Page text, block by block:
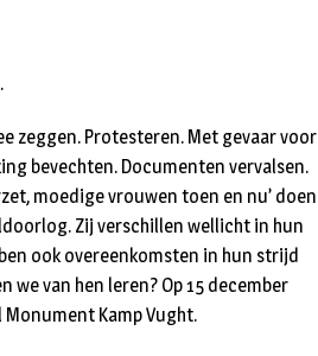
zeggen. Protesteren. Met gevaar voor
bevechten. Documenten vervalsen.
moedige vrouwen toen en nu’ doen
Zij verschillen wellicht in hun
ook overeenkomsten in hun strijd
we van hen leren? Op 15 december
Kamp Vught.